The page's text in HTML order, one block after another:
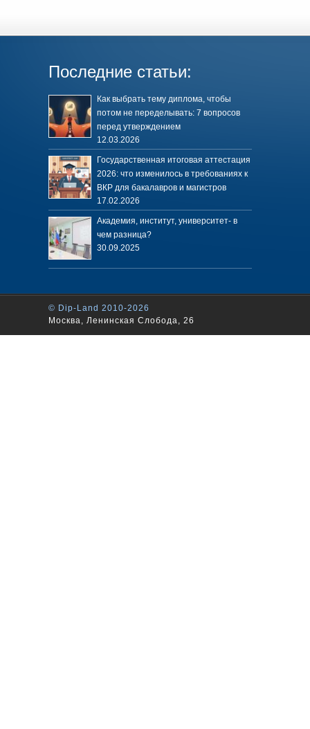
Последние статьи:
Как выбрать тему диплома, чтобы
потом не переделывать: 7 вопросов
перед утверждением
12.03.2026
Государственная итоговая аттестация
2026: что изменилось в требованиях к
ВКР для бакалавров и магистров
17.02.2026
Академия, институт, университет- в
чем разница?
30.09.2025
© Dip-Land 2010-2026
Москва, Ленинская Слобода, 26